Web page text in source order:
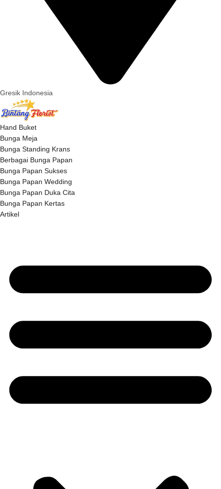
Gresik Indonesia
Hand Buket
Bunga Meja
Bunga Standing Krans
Berbagai Bunga Papan
Bunga Papan Sukses
Bunga Papan Wedding
Bunga Papan Duka Cita
Bunga Papan Kertas
Artikel